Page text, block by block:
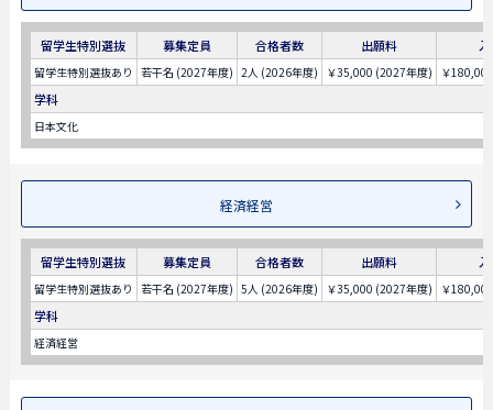
留学生特別選抜 募集定員 合格者数 出願料
留学生特別選抜あり 若干名 (2027年度) 2人 (2026年度) ￥35,000 (2027年度) ￥
学科
日本文化
経済経営
留学生特別選抜 募集定員 合格者数 出願料
留学生特別選抜あり 若干名 (2027年度) 5人 (2026年度) ￥35,000 (2027年度) ￥
学科
経済経営